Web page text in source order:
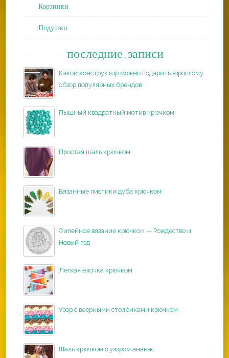
Корзинки
Подушки
последние_записи
Какой конструктор можно подарить взрослому:
обзор популярных брендов
Пышный квадратный мотив крючком
Простая шаль крючком
Вязанные листики дуба крючком
Филейное вязание крючком — Рождество и
Новый год
Легкая елочка крючком
Узор с веерными столбиками крючком
Шаль крючком с узором ананас